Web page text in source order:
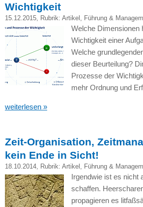
Wichtigkeit
15.12.2015, Rubrik: Artikel Führung &
Welche Dimensionen
Wichtigkeit einer
Welche
dieser Beurteilung?
Prozesse der
mehr Ordnung und
weiterlesen »
Zeit-Organisation,
kein Ende in Sicht!
18.10.2014, Rubrik: Artikel Führung &
Irgendwie ist es nicht
schaffen.
propagieren es